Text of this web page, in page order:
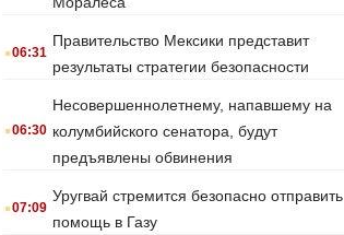
.06:31
Правительство Мексики представит
результаты стратегии безопасности
.06:30
Несовершеннолетнему, напавшему на
колумбийского сенатора, будут
предъявлены обвинения
.07:09
Уругвай стремится безопасно отправить
помощь в Газу